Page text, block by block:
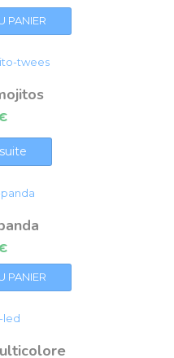
PANIER
PANIER